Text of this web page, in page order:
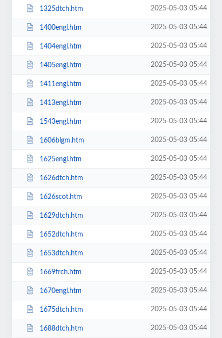
1325dtch.htm 2025-05-03 05:44
1400engl.htm 2025-05-03 05:44
1404engl.htm 2025-05-03 05:44
1405engl.htm 2025-05-03 05:44
1411engl.htm 2025-05-03 05:44
1413engl.htm 2025-05-03 05:44
1543engl.htm 2025-05-03 05:44
1606blgm.htm 2025-05-03 05:44
1625engl.htm 2025-05-03 05:44
1626dtch.htm 2025-05-03 05:44
1626scot.htm 2025-05-03 05:44
1629dtch.htm 2025-05-03 05:44
1652dtch.htm 2025-05-03 05:44
1653dtch.htm 2025-05-03 05:44
1669frch.htm 2025-05-03 05:44
1670engl.htm 2025-05-03 05:44
1675dtch.htm 2025-05-03 05:44
1688dtch.htm 2025-05-03 05:44